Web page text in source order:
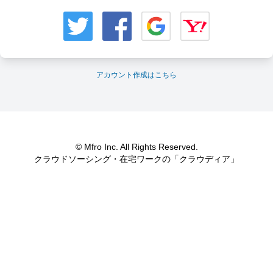
アカウント作成はこちら
© Mfro Inc. All Rights Reserved.
クラウドソーシング・在宅ワークの「クラウディア」